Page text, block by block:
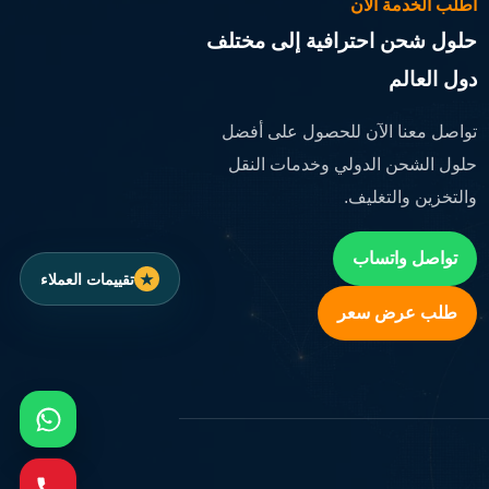
اطلب الخدمة الآن
حلول شحن احترافية إلى مختلف
دول العالم
تواصل معنا الآن للحصول على أفضل
حلول الشحن الدولي وخدمات النقل
والتخزين والتغليف.
تواصل واتساب
طلب عرض سعر
تقييمات العملاء